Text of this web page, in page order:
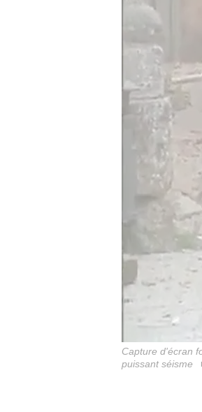
Capture d'écran
puissant séisme